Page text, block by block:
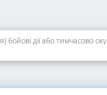
дії або тимчасово